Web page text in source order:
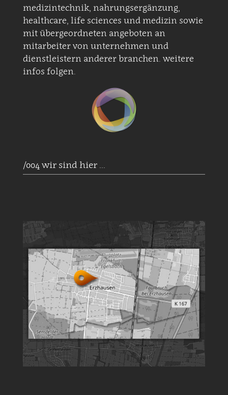
medizintechnik, nahrungsergänzung,
healthcare, life sciences und medizin sowie
mit übergeordneten angeboten an
mitarbeiter von unternehmen und
dienstleistern anderer branchen. weitere
infos folgen.
/004 wir sind hier ...